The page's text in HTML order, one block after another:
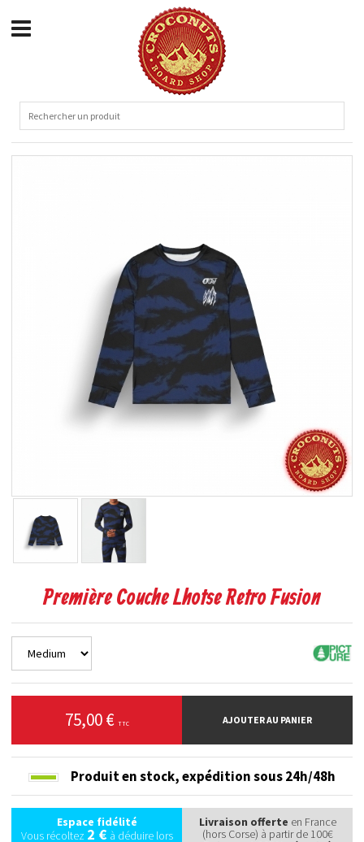
Première Couche Lhotse Retro Fusion
75,00 € TTC AJOUTER AU PANIER
Produit en stock,expédition sous 24h/48h
Espace fidélité
Vous récoltez 2 €à déduire lors
Livraison offerte en France
(hors Corse) à partir de 100€